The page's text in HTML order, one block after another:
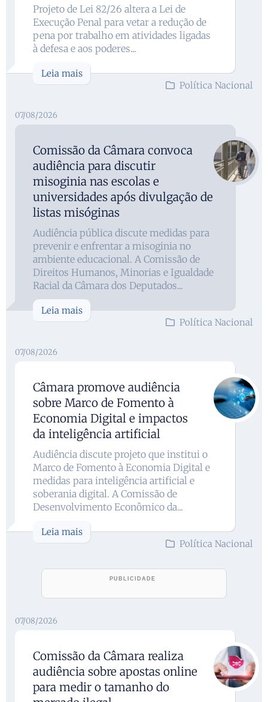
Projeto de Lei 82/26 altera a Lei de
Execução Penal para vetar a redução de
pena por trabalho em atividades ligadas
à defesa e aos poderes...
Leia mais
Política Nacional
07/08/2026
Comissão da Câmara convoca
audiência para discutir
misoginia nas escolas e
universidades após divulgação de
listas misóginas
Audiência pública discute medidas para
prevenir e enfrentar a misoginia no
ambiente educacional. A Comissão de
Direitos Humanos, Minorias e Igualdade
Racial da Câmara dos Deputados...
Leia mais
Política Nacional
07/08/2026
Câmara promove audiência
sobre Marco de Fomento à
Economia Digital e impactos
da inteligência artificial
Audiência discute projeto que institui o
Marco de Fomento à Economia Digital e
medidas para inteligência artificial e
soberania digital. A Comissão de
Desenvolvimento Econômico da...
Leia mais
Política Nacional
07/08/2026
Comissão da Câmara realiza
audiência sobre apostas online
para medir o tamanho do